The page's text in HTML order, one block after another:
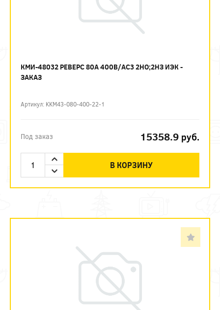
КМИ-48032 РЕВЕРС 80А 400В/АС3 2НО;2НЗ ИЭК -
ЗАКАЗ
Артикул: KKM43-080-400-22-1
Под заказ 15358.9 руб.
В КОРЗИНУ